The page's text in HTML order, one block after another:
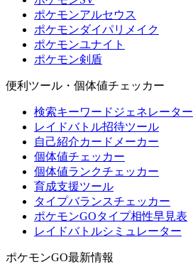
ポケモンアルセウス
ポケモンダイパリメイク
ポケモンユナイト
ポケモン剣盾
便利ツール・個体値チェッカー
検索キーワードジェネレーター
レイドバトル招待ツール
自己紹介カードメーカー
個体値チェッカー
個体値ランクチェッカー
育成支援ツール
タイプバランスチェッカー
ポケモンGOタイプ相性早見表
レイドバトルシミュレーター
ポケモンGO最新情報